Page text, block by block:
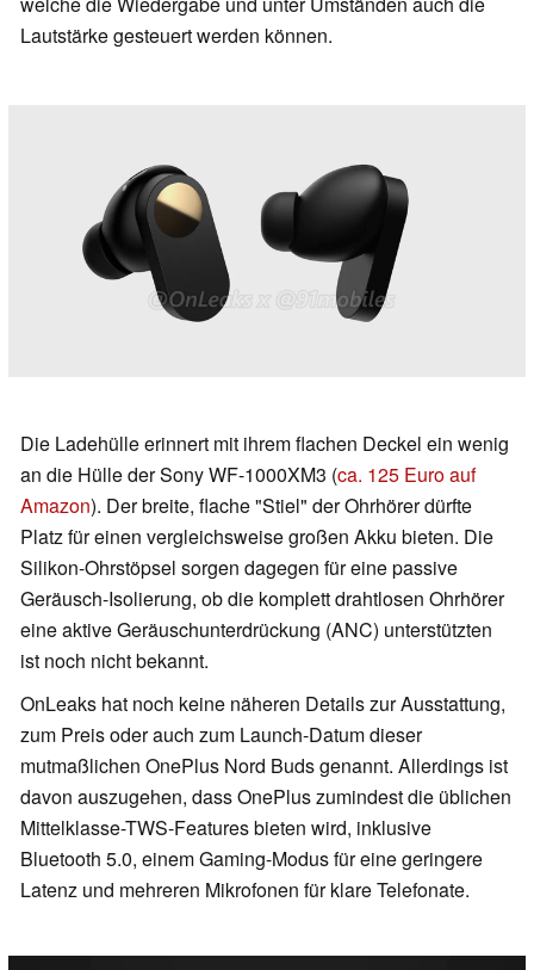
Lautstärke gesteuert werden können.
Die Ladehülle erinnert mit ihrem flachen Deckel ein wenig
an die Hülle der Sony WF-1000XM3 (ca. 125 Euro auf
Amazon). Der breite, flache "Stiel" der Ohrhörer dürfte
Platz für einen vergleichsweise großen Akku bieten. Die
Silikon-Ohrstöpsel sorgen dagegen für eine passive
Geräusch-Isolierung, ob die komplett drahtlosen Ohrhörer
eine aktive Geräuschunterdrückung (ANC) unterstützten
ist noch nicht bekannt.
OnLeaks hat noch keine näheren Details zur Ausstattung,
zum Preis oder auch zum Launch-Datum dieser
mutmaßlichen OnePlus Nord Buds genannt. Allerdings ist
davon auszugehen, dass OnePlus zumindest die üblichen
Mittelklasse-TWS-Features bieten wird, inklusive
Bluetooth 5.0, einem Gaming-Modus für eine geringere
Latenz und mehreren Mikrofonen für klare Telefonate.